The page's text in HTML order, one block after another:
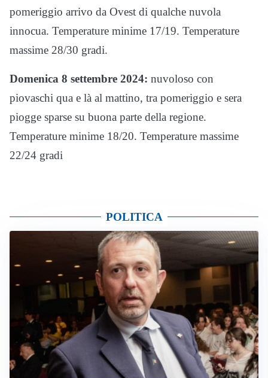
pomeriggio arrivo da Ovest di qualche nuvola
innocua. Temperature minime 17/19. Temperature
massime 28/30 gradi.
Domenica 8 settembre 2024: nuvoloso con
piovaschi qua e là al mattino, tra pomeriggio e sera
piogge sparse su buona parte della regione.
Temperature minime 18/20. Temperature massime
22/24 gradi
POLITICA